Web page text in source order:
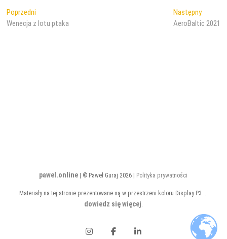
Nawigacja
wpisu
Poprzedni
wpis:
Wenecja z lotu ptaka
Następny
wpis:
AeroBaltic 2021
pawel.online | © Paweł Guraj 2026 | Polityka prywatności
Materiały na tej stronie prezentowane są w przestrzeni koloru Display P3 ...
dowiedz się więcej.
Instagram
FacebookLinkedIn